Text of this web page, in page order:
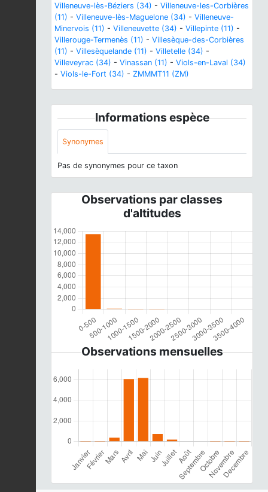
Villeneuve-lès-Béziers (34) - Villeneuve-les-Corbières
(11) - Villeneuve-lès-Maguelone (34) - Villeneuve-
Minervois (11) - Villeneuvette (34) - Villepinte (11) -
Villerouge-Termenès (11) - Villesèque-des-Corbières
(11) - Villesèquelande (11) - Villetelle (34) -
Villeveyrac (34) - Vinassan (11) - Viols-en-Laval (34)
- Viols-le-Fort (34) - ZMMMT11 (ZM)
Informations espèce
Synonymes
Pas de synonymes pour ce taxon
Observations par classes
d'altitudes
Observations mensuelles